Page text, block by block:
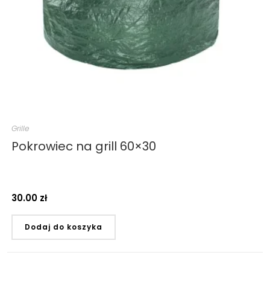
Grille
Pokrowiec na grill 60×30
30.00 zł
Dodaj do koszyka